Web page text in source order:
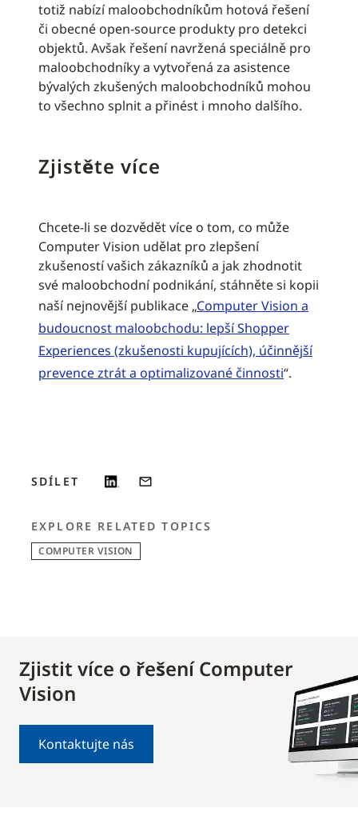
totiž nabízí maloobchodníkům hotová řešení
či obecné open-source produkty pro detekci
objektů. Avšak řešení navržená speciálně pro
maloobchodníky a vytvořená za asistence
bývalých zkušených maloobchodníků mohou
to všechno splnit a přinést i mnoho dalšího.
Zjistěte více
Chcete-li se dozvědět více o tom, co může
Computer Vision udělat pro zlepšení
zkušeností vašich zákazníků a jak zhodnotit
své maloobchodní podnikání, stáhněte si kopii
naší nejnovější publikace „Computer Vision a
budoucnost maloobchodu: lepší Shopper
Experiences (zkušenosti kupujících), účinnější
prevence ztrát a optimalizované činnosti“.
SDÍLET
EXPLORE RELATED TOPICS
COMPUTER VISION
Zjistit více o řešení Computer
Vision
Kontaktujte nás